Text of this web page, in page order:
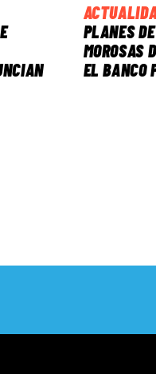
PLANES
MOROSAS
EL BANCO